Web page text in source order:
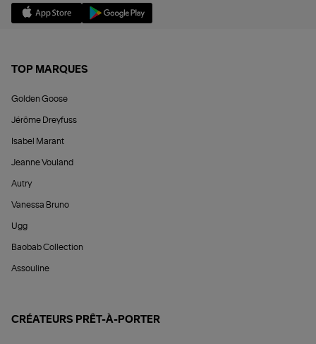
TOP MARQUES
Golden Goose
Jérôme Dreyfuss
Isabel Marant
Jeanne Vouland
Autry
Vanessa Bruno
Ugg
Baobab Collection
Assouline
CRÉATEURS PRÊT-À-PORTER